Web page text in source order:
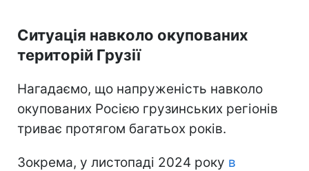
Ситуація навколо окупованих
територій Грузії
Нагадаємо, що напруженість навколо
окупованих Росією грузинських регіонів
триває протягом багатьох років.
Зокрема, у листопаді 2024 року в